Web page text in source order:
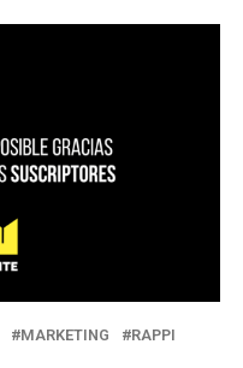
MARKETING
RAPPI